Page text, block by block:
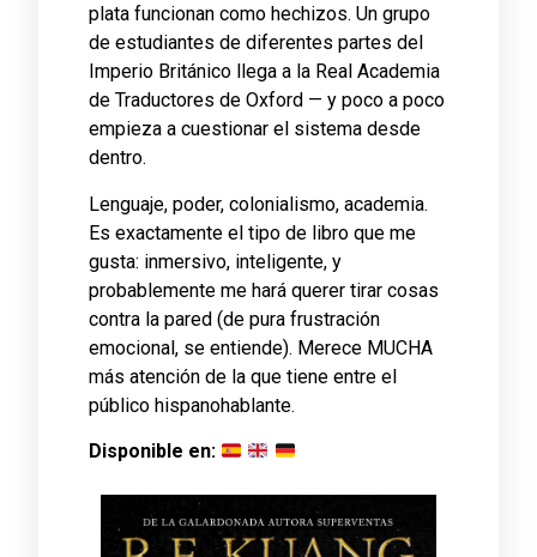
plata funcionan como hechizos. Un grupo
de estudiantes de diferentes partes del
Imperio Británico llega a la Real Academia
de Traductores de Oxford — y poco a poco
empieza a cuestionar el sistema desde
dentro.
Lenguaje, poder, colonialismo, academia.
Es exactamente el tipo de libro que me
gusta: inmersivo, inteligente, y
probablemente me hará querer tirar cosas
contra la pared (de pura frustración
emocional, se entiende). Merece MUCHA
más atención de la que tiene entre el
público hispanohablante.
Disponible en: